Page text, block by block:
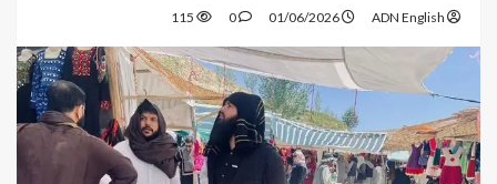
ADN English
01/06/2026
0
115